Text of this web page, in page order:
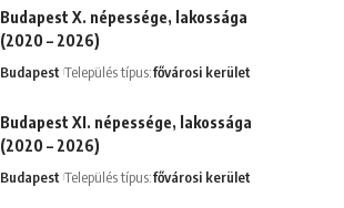
Budapest X. népessége, lakossága
(2020 – 2026)
Budapest Település típus:fővárosi kerület
Budapest XI. népessége, lakossága
(2020 – 2026)
Budapest Település típus:fővárosi kerület